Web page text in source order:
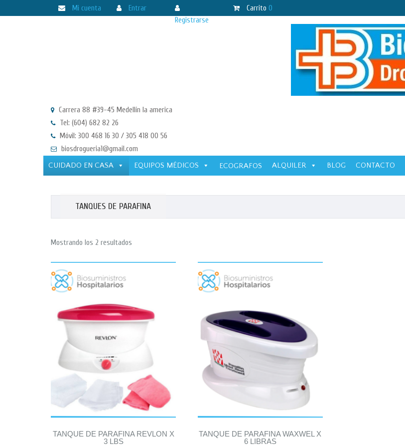
Mi cuenta
Entrar
Registrarse
Carrito 0
Carrera 88 #39-45 Medellín la america
Tel: (604) 682 82 26
Móvil: 300 468 16 30 / 305 418 00 56
biosdrogueria1@gmail.com
CUIDADO EN CASA
EQUIPOS MÉDICOS ECOGRAFOS ALQUILER BLOG CONTACTO
TANQUES DE PARAFINA
Mostrando los 2 resultados
TANQUE DE PARAFINA REVLON X
3 LBS
TANQUE DE PARAFINA WAXWEL X
6 LIBRAS